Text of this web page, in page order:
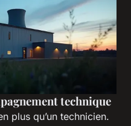
technique
plus qu’un technicien.